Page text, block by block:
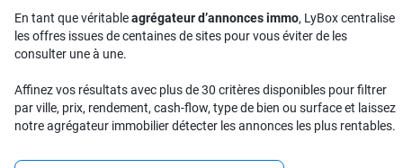
En tant que véritableagrégateur d’annonces immo, LyBox centralise
les offres issues de centaines de sites pour vous éviter de les
consulter une à une.
Affinez vos résultats avec plus de 30 critères disponibles pour filtrer
par ville, prix, rendement, cash-flow, type de bien ou surface et laissez
notre agrégateur immobilier détecter les annonces les plus rentables.